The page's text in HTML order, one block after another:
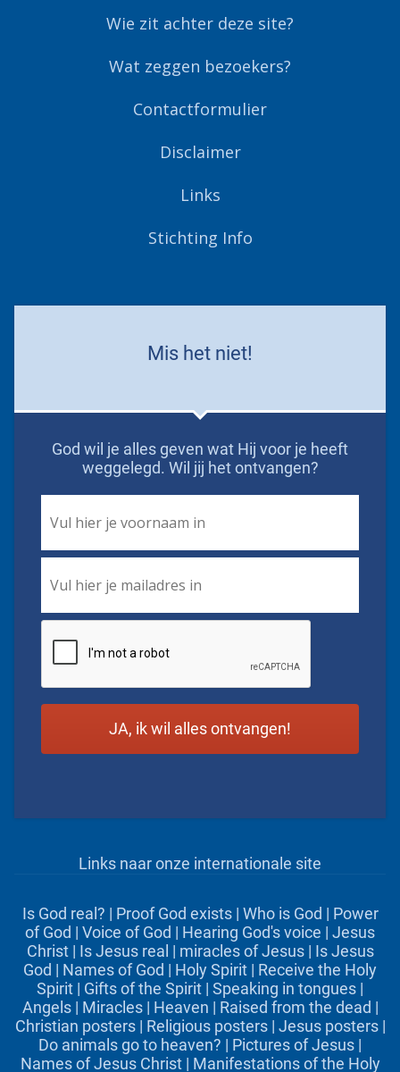
Wie zit achter deze site?
Wat zeggen bezoekers?
Contactformulier
Disclaimer
Links
Stichting Info
Mis het niet!
God wil je alles geven wat Hij voor je heeft
weggelegd. Wil jij het ontvangen?
Name *
Links naar onze internationale site
Is God real? | Proof God exists| Who is God | Power
of God | Voice of God | Hearing God's voice | Jesus
Christ| Is Jesus real | miracles of Jesus| Is Jesus
God | Names of God | Holy Spirit | Receive the Holy
Spirit | Gifts of the Spirit | Speaking in tongues |
Angels| Miracles| Heaven | Raised from the dead |
Christian posters| Religious posters| Jesus posters|
Do animals go to heaven? | Pictures of Jesus |
Names of Jesus Christ| Manifestations of the Holy